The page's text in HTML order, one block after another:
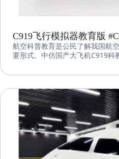
C919飞行模拟器教育版
航空科普教育是公民了解我国航
要形式。中仿国产大飞机C919科
学飞行模拟器。该设备采用中仿
进行了适当的调整，使得其更适
现对国产大飞机的高精度飞行模
果，为客户提供一个沉浸式的模
识和技能。